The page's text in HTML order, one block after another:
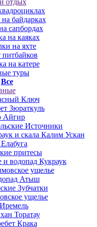
отдых
байдарках
сапбордах
на каяках
на яхте
на катере
туры
Все
Ключ
Зюраткуль
Айгир
Источники
и скала Калим Ускан
притесы
и водопад Кукраук
ущелье
Атыш
Зубчатки
ущелье
Торатау
Крака